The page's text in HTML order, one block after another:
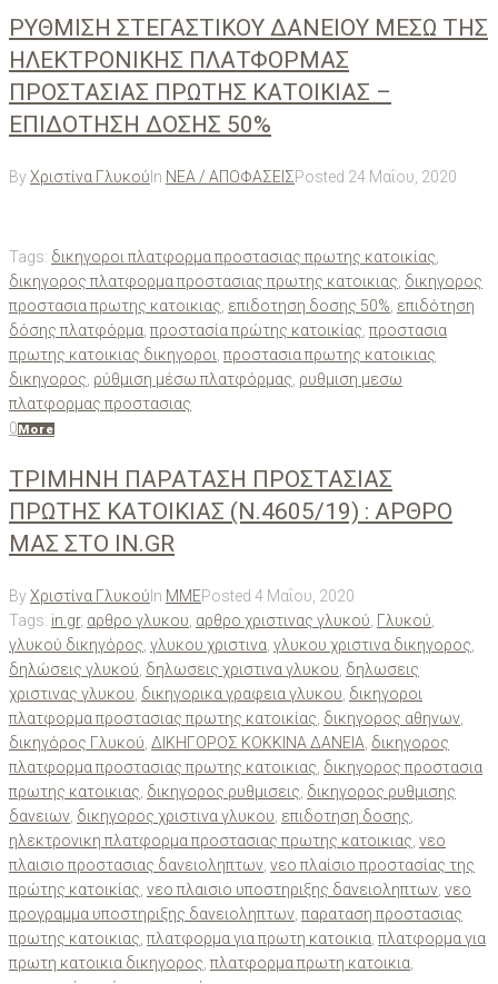
ΡΥΘΜΙΣΗ ΣΤΕΓΑΣΤΙΚΟΥ ΔΑΝΕΙΟΥ ΜΕΣΩ ΤΗΣ
ΗΛΕΚΤΡΟΝΙΚΗΣ ΠΛΑΤΦΟΡΜΑΣ
ΠΡΟΣΤΑΣΙΑΣ ΠΡΩΤΗΣ ΚΑΤΟΙΚΙΑΣ –
ΕΠΙΔΟΤΗΣΗ ΔΟΣΗΣ 50%
ByΧριστίνα Γλυκού In ΝΕΑ / ΑΠΟΦΑΣΕΙΣPosted 24 Μαΐου, 2020
Tags: δικηγοροι πλατφορμα προστασιας πρωτης κατοικίας
δικηγορος πλατφορμα προστασιας πρωτης κατοικιας δικηγορος
προστασια πρωτης κατοικιας επιδοτηση δοσης 50% επιδότηση
δόσης πλατφόρμα προστασία πρώτης κατοικίας προστασια
πρωτης κατοικιας δικηγοροι προστασια πρωτης κατοικιας
δικηγορος ρύθμιση μέσω πλατφόρμας ρυθμιση μεσω
πλατφορμας προστασιας
0 More
ΤΡΙΜΗΝΗ ΠΑΡΑΤΑΣΗ ΠΡΟΣΤΑΣΙΑΣ
ΠΡΩΤΗΣ ΚΑΤΟΙΚΙΑΣ (Ν.4605/19) : AΡΘΡΟ
ΜΑΣ ΣΤΟ IN.GR
ByΧριστίνα Γλυκού In ΜΜΕPosted 4 Μαΐου, 2020
Tags: in.gr, αρθρο γλυκου αρθρο χριστινας γλυκού Γλυκού
γλυκού δικηγόρος γλυκου χριστινα γλυκου χριστινα δικηγορος
δηλώσεις γλυκού δηλωσεις χριστινα γλυκου δηλωσεις
χριστινας γλυκου δικηγορικα γραφεια γλυκου δικηγοροι
πλατφορμα προστασιας πρωτης κατοικίας δικηγορος αθηνων
δικηγόρος Γλυκού ΔΙΚΗΓΟΡΟΣ ΚΟΚΚΙΝΑ ΔΑΝΕΙΑ δικηγορος
πλατφορμα προστασιας πρωτης κατοικιας δικηγορος προστασια
πρωτης κατοικιας δικηγορος ρυθμισεις δικηγορος ρυθμισης
δανειων δικηγορος χριστινα γλυκου επιδοτηση δοσης
ηλεκτρονικη πλατφορμα προστασιας πρωτης κατοικιας νεο
πλαισιο προστασιας δανειοληπτων νεο πλαίσιο προστασίας της
πρώτης κατοικίας νεο πλαισιο υποστηριξης δανειοληπτων νεο
προγραμμα υποστηριξης δανειοληπτων παραταση προστασιας
πρωτης κατοικιας πλατφορμα για πρωτη κατοικια πλατφορμα για
πρωτη κατοικια δικηγορος πλατφορμα πρωτη κατοικια